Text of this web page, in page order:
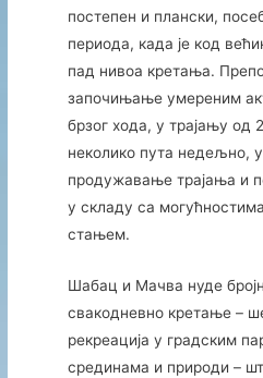
постепен и плански,
периода, када је код
пад нивоа кретања.
започињање умереним
брзог хода, у трајању од
неколико пута недељно,
продужавање трајања и
у складу са
стањем.
Шабац и Мачва нуде
свакодневно кретање –
рекреација у градским
срединама и природи –